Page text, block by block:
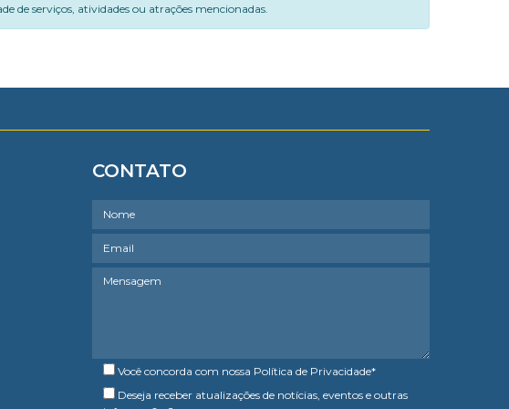
de serviços, atividades ou atrações mencionadas.
CONTATO
Você concorda com nossa Política de Privacidade*
Deseja receber atualizações de notícias, eventos e outras